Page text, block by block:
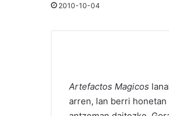
2010-10-04
Artefactos Magicos
arren, lan berri